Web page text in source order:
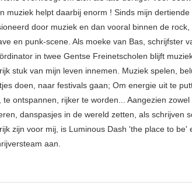
muziek helpt daarbij enorm ! Sinds mijn dertiende
door muziek en dan vooral binnen de rock,
en punk-scene. Als moeke van Bas, schrijfster
in twee Gentse Freinetscholen blijft
stuk van mijn leven innemen. Muziek spelen,
doen, naar festivals gaan; Om energie uit te
te ontspannen, rijker te worden... Aangezien zowel
danspasjes in de wereld zetten, als schrijven
zijn voor mij, is Luminous Dash 'the place to be'
aan.